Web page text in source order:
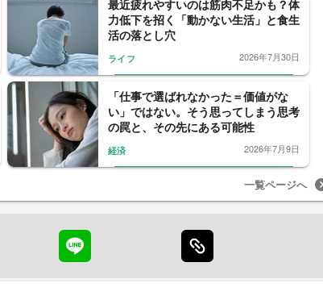
最近疲れやすいのは筋肉不足かも？体
力低下を招く「動かない生活」と食生
活の落とし穴
ライフ 2026年7月30日
「仕事で選ばれなかった＝価値がな
い」ではない。そう思ってしまう思考
の罠と、その先にある可能性
経済 2026年7月9日
一覧ページへ